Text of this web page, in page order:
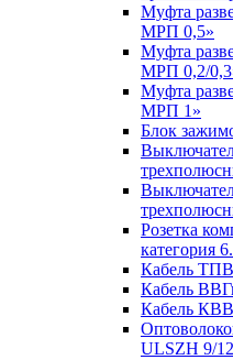
Муфта
МРП 0,5»
Муфта
МРП 0,2/
Муфта
МРП 1»
Блок
Розетка
категория
Кабель
Кабель
Кабель
ULSZH 9/